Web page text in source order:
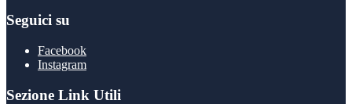
Seguici su
Facebook
Instagram
Sezione Link Utili